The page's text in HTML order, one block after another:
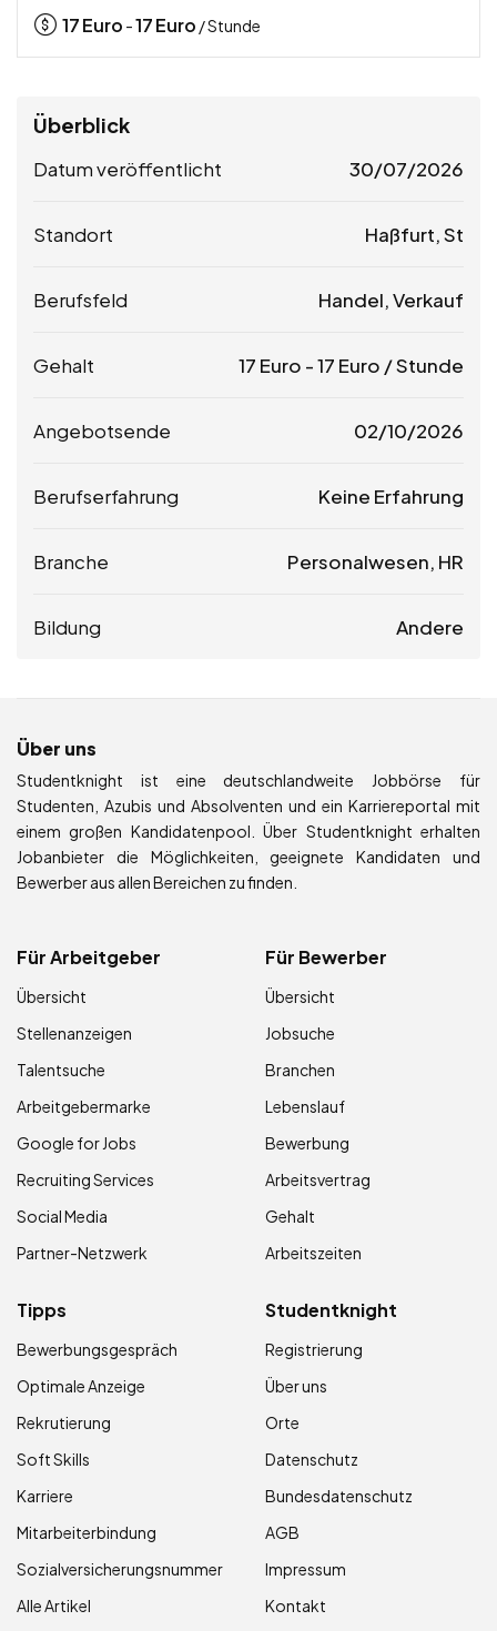
17Euro -17Euro / Stunde
Überblick
Datum veröffentlicht 30/07/2026
Standort Haßfurt, St
Berufsfeld Handel, Verkauf
Gehalt 17 Euro -17 Euro / Stunde
Angebotsende 02/10/2026
Berufserfahrung Keine Erfahrung
Branche Personalwesen, HR
Bildung Andere
Über uns
Studentknight ist eine deutschlandweite Jobbörse für
Studenten, Azubis und Absolventen und ein Karriereportal mit
einem großen Kandidatenpool. Über Studentknight erhalten
Jobanbieter die Möglichkeiten, geeignete Kandidaten und
Bewerber aus allen Bereichen zu finden.
Für Arbeitgeber
Übersicht
Stellenanzeigen
Talentsuche
Arbeitgebermarke
Google for Jobs
Recruiting Services
Social Media
Partner-Netzwerk
Für Bewerber
Übersicht
Jobsuche
Branchen
Lebenslauf
Bewerbung
Arbeitsvertrag
Gehalt
Arbeitszeiten
Tipps
Bewerbungsgespräch
Optimale Anzeige
Rekrutierung
Soft Skills
Karriere
Mitarbeiterbindung
Sozialversicherungsnummer
Alle Artikel
Studentknight
Registrierung
Über uns
Orte
Datenschutz
Bundesdatenschutz
AGB
Impressum
Kontakt